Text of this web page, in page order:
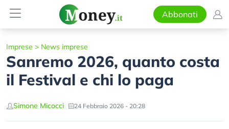
Abbonati
Imprese > News imprese
Sanremo 2026, quanto costa
il Festival e chi lo paga
Simone Micocci 24 Febbraio 2026 - 20:28